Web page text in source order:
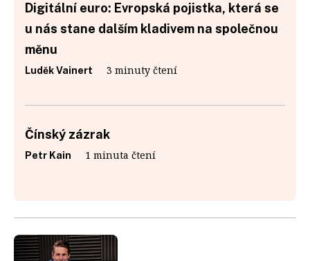
Digitální euro: Evropská pojistka, která se
u nás stane dalším kladivem na společnou
měnu
Luděk Vainert 3 minuty čtení
Čínský zázrak
Petr Kain 1 minuta čtení